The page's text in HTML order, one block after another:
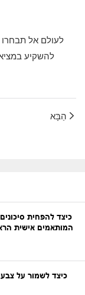
לעולם אל
להשקיע
הַבָּא
כיצד להפחית
המותאמים אישית הראשונה
כיצד לשמור על